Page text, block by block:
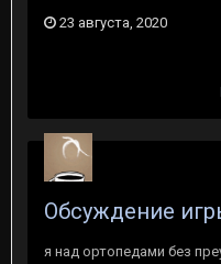
23 августа, 2020
Обсуждение
я над ортопедами без